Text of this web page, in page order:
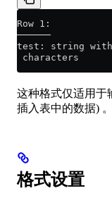
Row 1:
──────
test: string with
characters
这种格式仅适用于
插入表中的数据) 。
格式设置